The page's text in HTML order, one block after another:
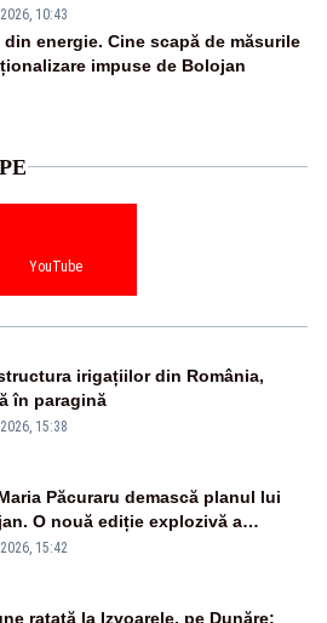
10:43
din energie. Cine scapă de măsurile
impuse de Bolojan
YouTube
irigațiilor din România,
în paragină
15:38
Păcuraru demască planul lui
O nouă ediție explozivă a
„Miza Zilei” la Realitatea PLUS
15:42
ratată la Izvoarele, pe Dunăre: